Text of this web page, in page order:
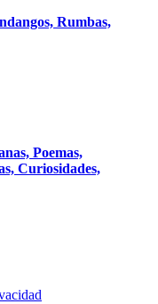
Rumbas,
Poemas,
Curiosidades,